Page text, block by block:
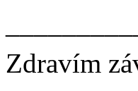
Zdravím